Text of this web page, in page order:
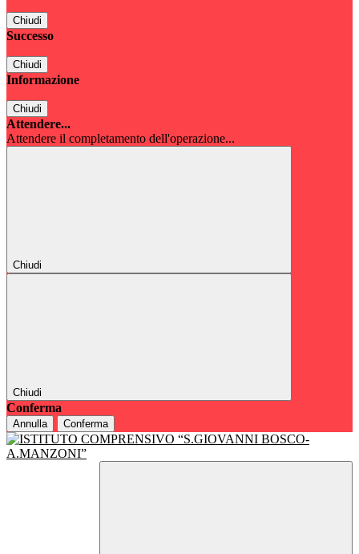
Chiudi
Successo
Chiudi
Informazione
Chiudi
Attendere...
Attendere il completamento dell'operazione...
Chiudi
Chiudi
Conferma
Annulla Conferma